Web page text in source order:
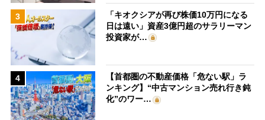
3
「キオクシアが再び株価10万円になる
日は遠い」資産3億円超のサラリーマン
投資家が…
4
【首都圏の不動産価格「危ない駅」ラ
ンキング】“中古マンション売れ行き鈍
化”のワー…